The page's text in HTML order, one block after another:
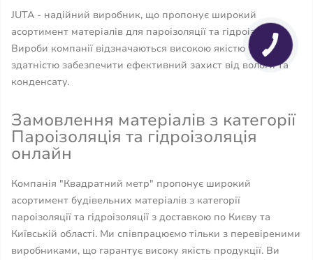
JUTA - надійний виробник, що пропонує широкий
асортимент матеріалів для пароізоляції та гідроізоляції.
Вироби компанії відзначаються високою якістю та
здатністю забезпечити ефективний захист від вологи та
конденсату.
Замовлення матеріалів з категорії
Пароізоляція та гідроізоляція
онлайн
Компанія "Квадратний метр" пропонує широкий
асортимент будівельних матеріалів з категорії
пароізоляції та гідроізоляції з доставкою по Києву та
Київській області. Ми співпрацюємо тільки з перевіреними
виробниками, що гарантує високу якість продукції. Ви